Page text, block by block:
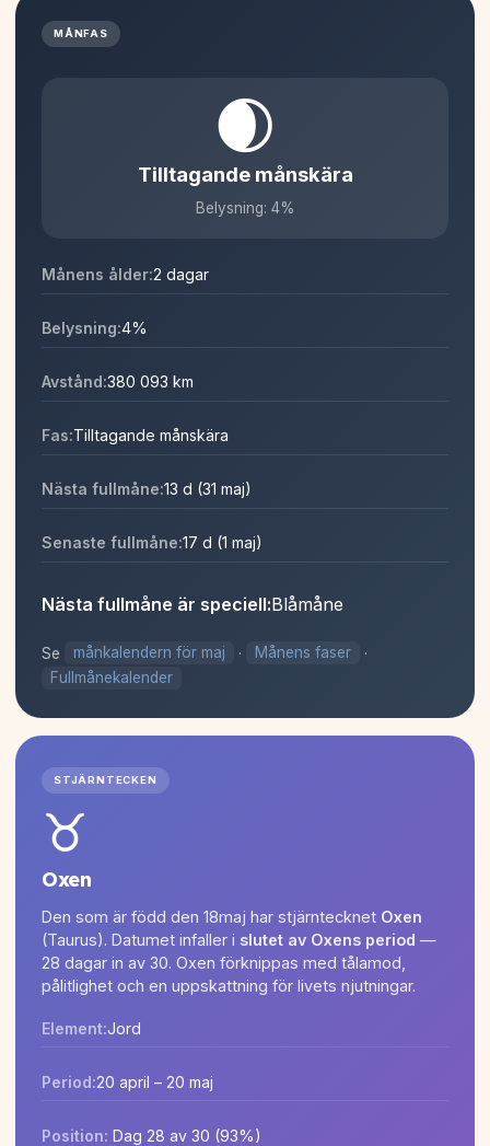
MÅNFAS
🌒
Tilltagande månskära
Belysning: 4%
Månens ålder:2 dagar
Belysning:4%
Avstånd:380 093 km
Fas:Tilltagande månskära
Nästa fullmåne:13 d (31 maj)
Senaste fullmåne:17 d (1 maj)
Nästa fullmåne är speciell:Blåmåne
Se månkalendern för maj · Månens faser
·
Fullmånekalender
STJÄRNTECKEN
♉
Oxen
Den som är född den 18maj har stjärntecknet Oxen
(Taurus). Datumet infaller i slutet av Oxens period —
28 dagar in av 30. Oxen förknippas med tålamod,
pålitlighet och en uppskattning för livets njutningar.
Element:Jord
Period:20 april – 20 maj
Position: Dag 28 av 30 (93%)